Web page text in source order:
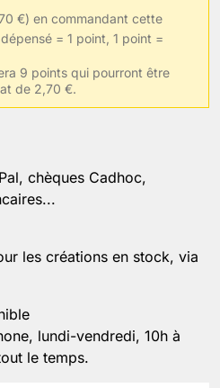
€) en commandant cette
= 1 point, 1 point =
9 points qui pourront être
de 2,70 €.
chèques Cadhoc,
les créations en stock, via
lundi-vendredi, 10h à
le temps.